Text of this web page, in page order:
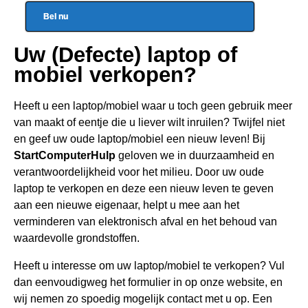
Bel nu
Uw (Defecte) laptop of
mobiel verkopen?
Heeft u een laptop/mobiel waar u toch geen gebruik meer
van maakt of eentje die u liever wilt inruilen? Twijfel niet
en geef uw oude laptop/mobiel een nieuw leven! Bij
StartComputerHulp geloven we in duurzaamheid en
verantwoordelijkheid voor het milieu. Door uw oude
laptop te verkopen en deze een nieuw leven te geven
aan een nieuwe eigenaar, helpt u mee aan het
verminderen van elektronisch afval en het behoud van
waardevolle grondstoffen.
Heeft u interesse om uw laptop/mobiel te verkopen? Vul
dan eenvoudigweg het formulier in op onze website, en
wij nemen zo spoedig mogelijk contact met u op. Een